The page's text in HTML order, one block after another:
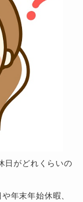
日がどれくらいの
年末年始休暇、